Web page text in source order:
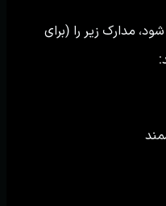
مدارک زیر را (برای